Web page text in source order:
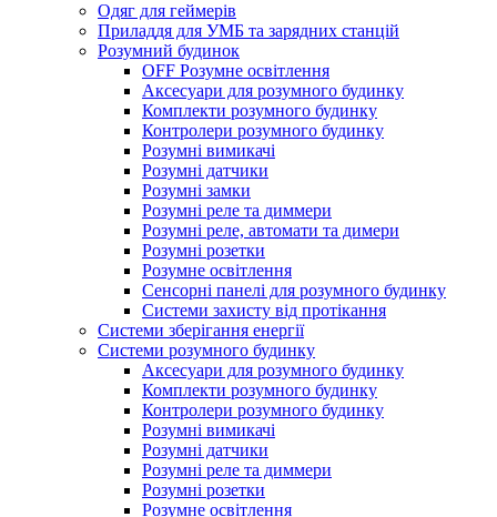
Одяг для геймерів
Приладдя для УМБ та зарядних станцій
Розумний будинок
OFF Розумне освітлення
Аксесуари для розумного будинку
Комплекти розумного будинку
Контролери розумного будинку
Розумні вимикачі
Розумні датчики
Розумні замки
Розумні реле та диммери
Розумні реле, автомати та димери
Розумні розетки
Розумне освітлення
Сенсорні панелі для розумного будинку
Системи захисту від протікання
Системи зберігання енергії
Системи розумного будинку
Аксесуари для розумного будинку
Комплекти розумного будинку
Контролери розумного будинку
Розумні вимикачі
Розумні датчики
Розумні реле та диммери
Розумні розетки
Розумне освітлення